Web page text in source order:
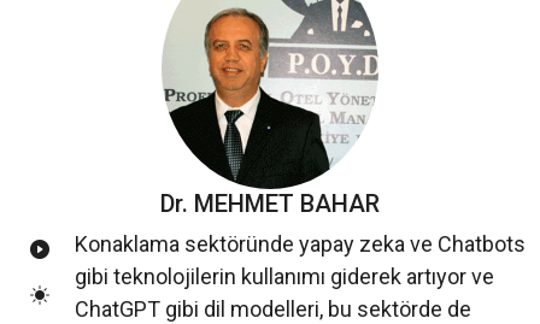
Dr. MEHMET BAHAR
Konaklama sektöründe yapay zeka ve Chatbots
gibi teknolojilerin kullanımı giderek artıyor ve
ChatGPT gibi dil modelleri, bu sektörde de